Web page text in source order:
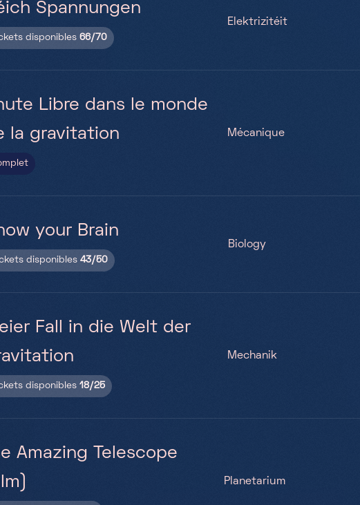
Spannungen
disponibles 66/70
Elektrizitéit
Libre dans le monde
la gravitation
Mécanique
your Brain
disponibles 43/50
Biology
Fall in die Welt der
disponibles 18/25
Mechanik
Amazing Telescope
Planetarium